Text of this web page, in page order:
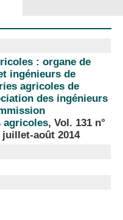
: organe de
ingénieurs de
agricoles de
des ingénieurs
agricoles, Vol. 131 n°
août 2014